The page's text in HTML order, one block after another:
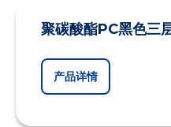
聚碳酸酯PC黑色三
产品详情